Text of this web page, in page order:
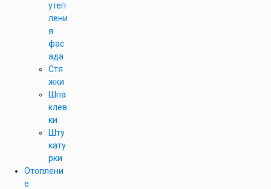
утеп
лени
я
фас
ада
Стя
жки
Шпа
клев
ки
Шту
кату
рки
Отоплени
е